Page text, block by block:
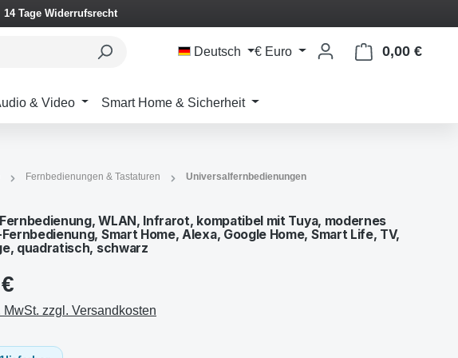
14 Tage Widerrufsrecht
Deutsch € Euro 0,00 €
& Video Smart Home & Sicherheit
Fernbedienungen & Tastaturen Universalfernbedienungen
WLAN, Infrarot, kompatibel mit Tuya, modernes
Fernbedienung, Smart Home, Alexa, Google Home, Smart Life, TV,
quadratisch, schwarz
MwSt. zzgl. Versandkosten